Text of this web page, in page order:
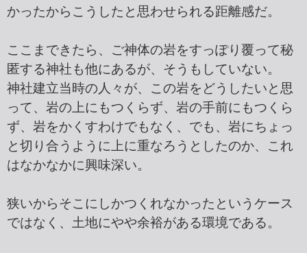
かったからこうしたと思わせられる距離感だ。
ここまできたら、ご神体の岩をすっぽり覆って秘
匿する神社も他にあるが、そうもしていない。
神社建立当時の人々が、この岩をどうしたいと思
って、岩の上にもつくらず、岩の手前にもつくら
ず、岩をかくすわけでもなく、でも、岩にちょっ
と切り合うように上に重なろうとしたのか、これ
はなかなかに興味深い。
狭いからそこにしかつくれなかったというケース
ではなく、土地にやや余裕がある環境である。